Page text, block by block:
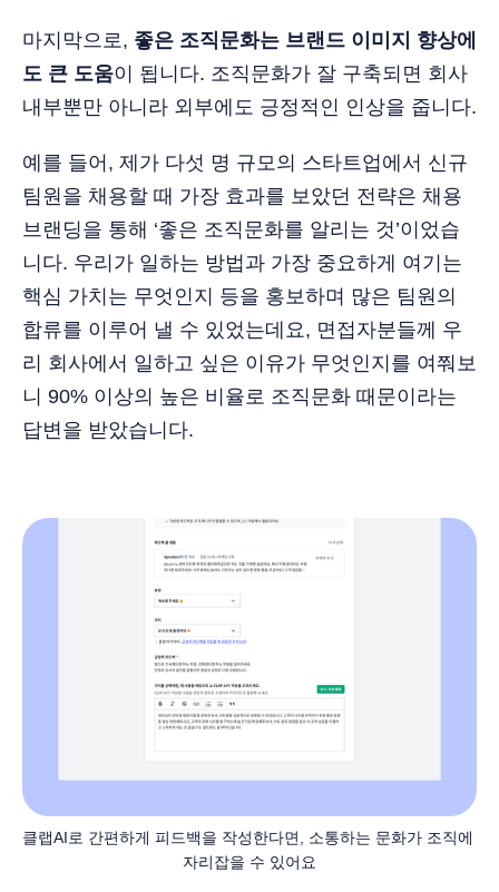
마지막으로, 좋은 조직문화는 브랜드 이미지 향상에
도 큰 도움이 됩니다. 조직문화가 잘 구축되면 회사
내부뿐만 아니라 외부에도 긍정적인 인상을 줍니다.
예를 들어, 제가 다섯 명 규모의 스타트업에서 신규
팀원을 채용할 때 가장 효과를 보았던 전략은 채용
브랜딩을 통해 ‘좋은 조직문화를 알리는 것’이었습
니다. 우리가 일하는 방법과 가장 중요하게 여기는
핵심 가치는 무엇인지 등을 홍보하며 많은 팀원의
합류를 이루어 낼 수 있었는데요, 면접자분들께 우
리 회사에서 일하고 싶은 이유가 무엇인지를 여쭤보
니 90% 이상의 높은 비율로 조직문화 때문이라는
답변을 받았습니다.
클랩AI로 간편하게 피드백을 작성한다면, 소통하는 문화가 조직에
자리잡을 수 있어요